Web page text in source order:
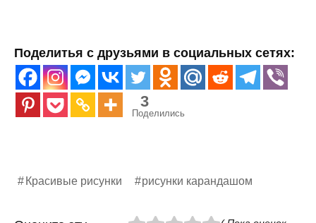
Поделитья с друзьями в социальных сетях:
3
Поделились
Красивые рисунки рисунки карандашом